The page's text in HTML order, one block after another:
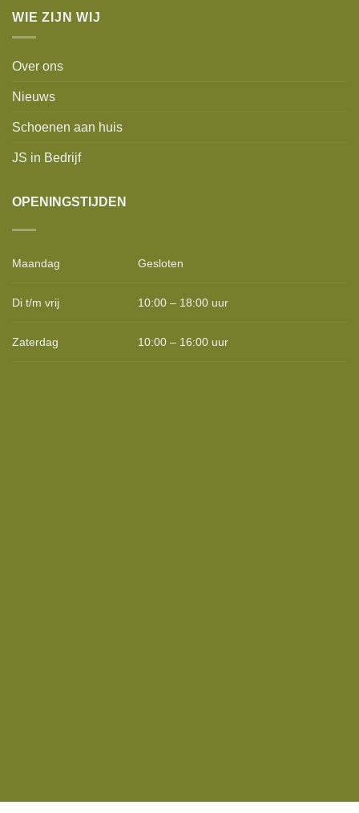
WIE ZIJN WIJ
Over ons
Nieuws
Schoenen aan huis
JS in Bedrijf
OPENINGSTIJDEN
Maandag Gesloten
Di t/m vrij 10:00 – 18:00 uur
Zaterdag 10:00 – 16:00 uur